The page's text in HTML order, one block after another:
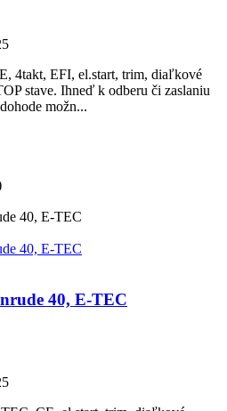
4takt, EFI, el.start, trim, diaľkové
stave. Ihneď k odberu či zaslaniu
možn...
40, E-TEC